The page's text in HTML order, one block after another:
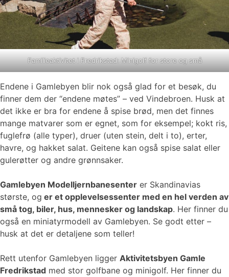
Familieaktivitet i Fredrikstad: Minigolf for store og små
Endene i Gamlebyen blir nok også glad for et besøk, du
finner dem der “endene møtes” – ved Vindebroen. Husk at
det ikke er bra for endene å spise brød, men det finnes
mange matvarer som er egnet, som for eksempel; kokt ris,
fuglefrø (alle typer), druer (uten stein, delt i to), erter,
havre, og hakket salat. Geitene kan også spise salat eller
gulerøtter og andre grønnsaker.
Gamlebyen Modelljernbanesenter er Skandinavias
største, og er et opplevelsessenter med en hel verden av
små tog, biler, hus, mennesker og landskap. Her finner du
også en miniatyrmodell av Gamlebyen. Se godt etter –
husk at det er detaljene som teller!
Rett utenfor Gamlebyen ligger Aktivitetsbyen Gamle
Fredrikstad med stor golfbane og minigolf. Her finner du